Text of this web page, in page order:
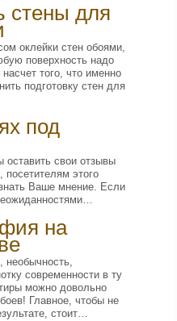
стены для
оклейки стен обоями,
поверхность надо
того, что именно
подготовку стен для
под
оставить свои отзывы
посетителям этого
Ваше мнение. Если
на
необычность,
современности в ту
можно довольно
Главное, чтобы не
стоит…